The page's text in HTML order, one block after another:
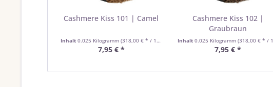
Cashmere Kiss 101 | Camel
Inhalt 0.025 Kilogramm (318,00 € * / 1 Kilogramm)
7,95 € *
Cashmere Kiss 102 |
Graubraun
Inhalt 0.025 Kilogramm (318,00 € * / 1 Kilogramm)
7,95 € *